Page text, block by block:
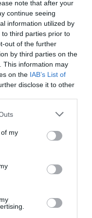
note that after your
continue seeing
information utilized by
third parties prior to
out of the further
by third parties on the
This information may
on the IAB’s List of
disclose it to other
my
που
με την
Mary-Jane
οίκωνThe Row,
των
έγινε viral σε
με τα it-girls
εμπιστοσύνης
οι οποίες από τότε
σταθερά στα
sold-out